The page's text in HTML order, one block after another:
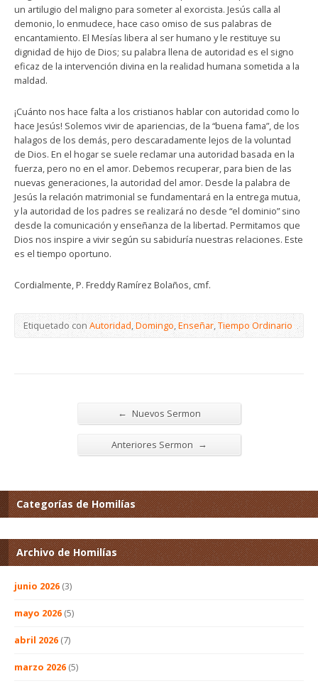
un artilugio del maligno para someter al exorcista. Jesús calla al
demonio, lo enmudece, hace caso omiso de sus palabras de
encantamiento. El Mesías libera al ser humano y le restituye su
dignidad de hijo de Dios; su palabra llena de autoridad es el signo
eficaz de la intervención divina en la realidad humana sometida a la
maldad.
¡Cuánto nos hace falta a los cristianos hablar con autoridad como lo
hace Jesús! Solemos vivir de apariencias, de la “buena fama”, de los
halagos de los demás, pero descaradamente lejos de la voluntad
de Dios. En el hogar se suele reclamar una autoridad basada en la
fuerza, pero no en el amor. Debemos recuperar, para bien de las
nuevas generaciones, la autoridad del amor. Desde la palabra de
Jesús la relación matrimonial se fundamentará en la entrega mutua,
y la autoridad de los padres se realizará no desde “el dominio” sino
desde la comunicación y enseñanza de la libertad. Permitamos que
Dios nos inspire a vivir según su sabiduría nuestras relaciones. Este
es el tiempo oportuno.
Cordialmente, P. Freddy Ramírez Bolaños, cmf.
Etiquetado conAutoridad,Domingo,Enseñar,Tiempo Ordinario
← Nuevos Sermon
Anteriores Sermon →
Categorías de Homilías
Archivo de Homilías
junio 2026 (3)
mayo 2026 (5)
abril 2026 (7)
marzo 2026 (5)